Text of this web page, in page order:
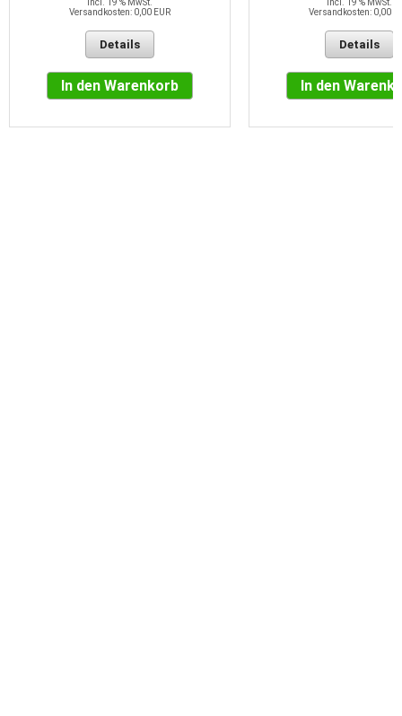
incl. 19 % MwSt.
Versandkosten: 0,00 EUR
Details
In den Warenkorb
incl. 19 % MwSt.
Versandkosten: 0,00
Details
In den